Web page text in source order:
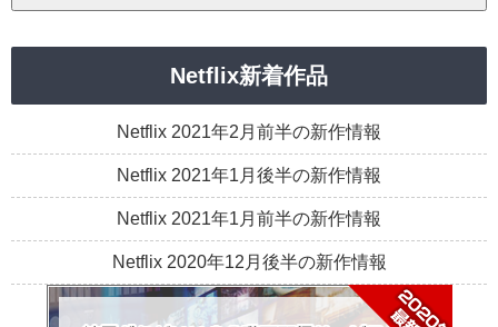
Netflix新着作品
Netflix 2021年2月前半の新作情報
Netflix 2021年1月後半の新作情報
Netflix 2021年1月前半の新作情報
Netflix 2020年12月後半の新作情報